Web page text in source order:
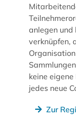
anlegen und
verknüpfen,
keine
jedes neue
Zur